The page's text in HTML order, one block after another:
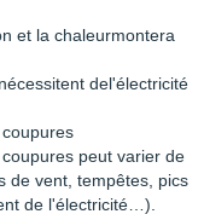
et la chaleurmontera
del'électricité
peut varier de
de vent, tempêtes, pics
de l'électricité…).